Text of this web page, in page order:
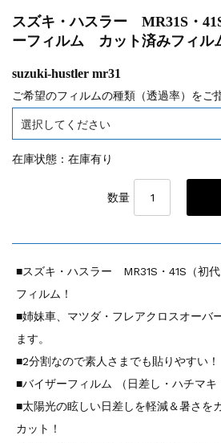
スズキ・ハスラー MR31S・
ーフィルム カット済みフィル
suzuki-hustler mr31
ご希望のフィルムの種類（透過率）をご
在庫状態 : 在庫有り
数量
■スズキ・ハスラー MR31S・41S（初
フィルム！
■姉妹車、マツダ・フレアクロスオーバ
ます。
■2分割なので素人さまでも貼りやすい！
■バイザーフィルム （日差し・ハチマキ
■太陽光の眩しい日差しを軽減＆暑さを
カット！